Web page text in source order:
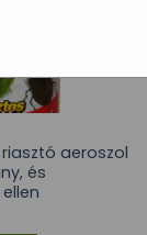
aeroszol
és